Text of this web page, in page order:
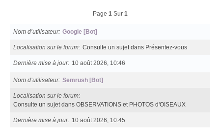
Page 1 Sur 1
Nom d’utilisateur Google [Bot]
Localisation sur le forum Consulte un sujet dans Présentez-vous
Dernière mise à jour 10 août 2026, 10:46
Nom d’utilisateur Semrush [Bot]
Localisation sur le forum
Consulte un sujet dans OBSERVATIONS et PHOTOS d'OISEAUX
Dernière mise à jour 10 août 2026, 10:45